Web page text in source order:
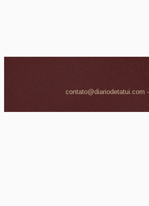
contato@diariodetatui.com